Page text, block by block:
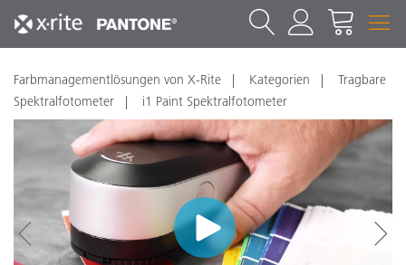
Farbmanagementlösungen von X-Rite Kategorien
Tragbare
Spektralfotometer
i1 Paint Spektralfotometer
Neu